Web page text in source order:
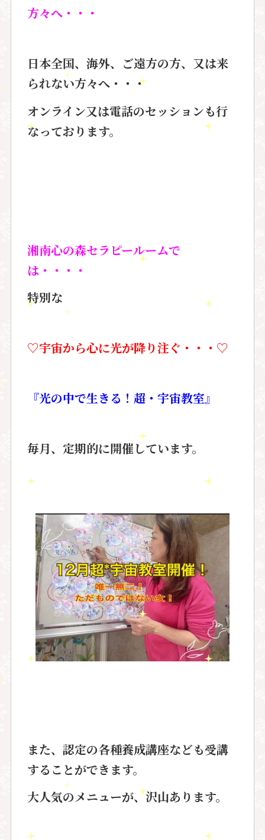
方々へ・・・
日本全国、海外、ご遠方の方、又は来
られない方々へ・・・
オンライン又は電話のセッションも行
なっております。
湘南心の森セラピールームで
は・・・・
特別な
♡宇宙から心に光が降り注ぐ・・・♡
『光の中で生きる！超・宇宙教室』
毎月、定期的に開催しています。
また、認定の各種養成講座なども受講
することができます。
大人気のメニューが、沢山あります。